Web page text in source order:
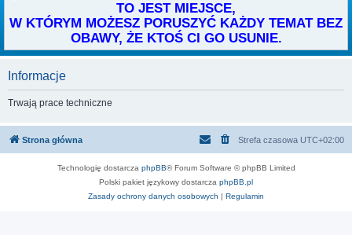
TO JEST MIEJSCE,
W KTÓRYM MOŻESZ PORUSZYĆ KAŻDY TEMAT BEZ
OBAWY, ŻE KTOŚ CI GO USUNIE.
Informacje
Trwają prace techniczne
Strona główna Strefa czasowa UTC+02:00
Technologię dostarcza phpBB® Forum Software © phpBB Limited
Polski pakiet językowy dostarcza phpBB.pl
Zasady ochrony danych osobowych | Regulamin